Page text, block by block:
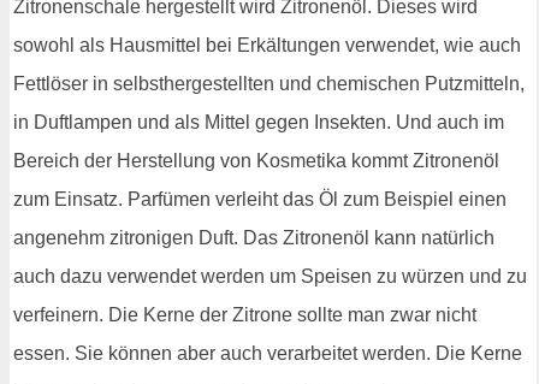
Zitronenschale hergestellt wird Zitronenöl. Dieses wird
sowohl als Hausmittel bei Erkältungen verwendet, wie auch
Fettlöser in selbsthergestellten und chemischen Putzmitteln,
in Duftlampen und als Mittel gegen Insekten. Und auch im
Bereich der Herstellung von Kosmetika kommt Zitronenöl
zum Einsatz. Parfümen verleiht das Öl zum Beispiel einen
angenehm zitronigen Duft. Das Zitronenöl kann natürlich
auch dazu verwendet werden um Speisen zu würzen und zu
verfeinern. Die Kerne der Zitrone sollte man zwar nicht
essen. Sie können aber auch verarbeitet werden. Die Kerne